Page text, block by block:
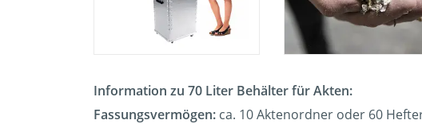
Information zu 70 Liter Behälter für Akten:
Fassungsvermögen: ca. 10 Aktenordner oder 60